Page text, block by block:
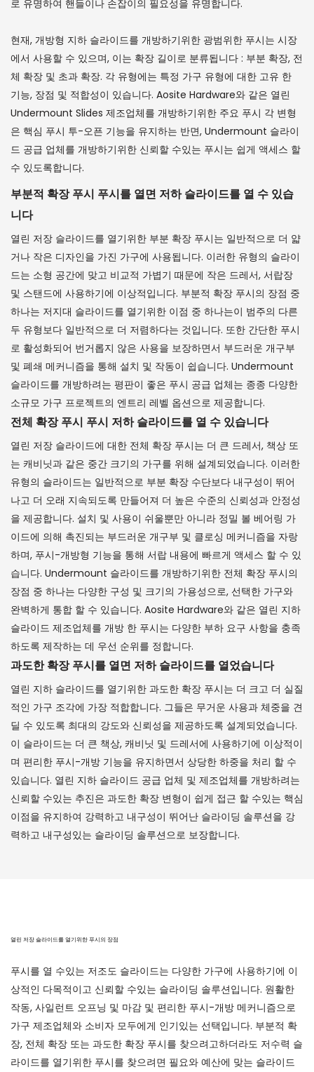
로 유명하여 핸들이나 손잡이의 필요성을 유명합니다.
현재, 개방형 지하 슬라이드를 개방하기위한 광범위한 푸시는 시장
에서 사용할 수 있으며, 이는 확장 길이로 분류됩니다 : 부분 확장, 전
체 확장 및 초과 확장. 각 유형에는 특정 가구 유형에 대한 고유 한
기능, 장점 및 적합성이 있습니다. Aosite Hardware와 같은 열린
Undermount Slides 제조업체를 개방하기위한 주요 푸시 각 변형
은 핵심 푸시 투-오픈 기능을 유지하는 반면, Undermount 슬라이
드 공급 업체를 개방하기위한 신뢰할 수있는 푸시는 쉽게 액세스 할
수 있도록합니다.
부분적 확장 푸시 푸시를 열면 저하 슬라이드를 열 수 있습
니다
열린 저장 슬라이드를 열기위한 부분 확장 푸시는 일반적으로 더 얇
거나 작은 디자인을 가진 가구에 사용됩니다. 이러한 유형의 슬라이
드는 소형 공간에 맞고 비교적 가볍기 때문에 작은 드레서, 서랍장
및 스탠드에 사용하기에 이상적입니다. 부분적 확장 푸시의 장점 중
하나는 저지대 슬라이드를 열기위한 이점 중 하나는이 범주의 다른
두 유형보다 일반적으로 더 저렴하다는 것입니다. 또한 간단한 푸시
로 활성화되어 번거롭지 않은 사용을 보장하면서 부드러운 개구부
및 폐쇄 메커니즘을 통해 설치 및 작동이 쉽습니다. Undermount
슬라이드를 개방하려는 평판이 좋은 푸시 공급 업체는 종종 다양한
소규모 가구 프로젝트의 엔트리 레벨 옵션으로 제공합니다.
전체 확장 푸시 푸시 저하 슬라이드를 열 수 있습니다
열린 저장 슬라이드에 대한 전체 확장 푸시는 더 큰 드레서, 책상 또
는 캐비닛과 같은 중간 크기의 가구를 위해 설계되었습니다. 이러한
유형의 슬라이드는 일반적으로 부분 확장 수단보다 내구성이 뛰어
나고 더 오래 지속되도록 만들어져 더 높은 수준의 신뢰성과 안정성
을 제공합니다. 설치 및 사용이 쉬울뿐만 아니라 정밀 볼 베어링 가
이드에 의해 촉진되는 부드러운 개구부 및 클로싱 메커니즘을 자랑
하며, 푸시-개방형 기능을 통해 서랍 내용에 빠르게 액세스 할 수 있
습니다. Undermount 슬라이드를 개방하기위한 전체 확장 푸시의
장점 중 하나는 다양한 구성 및 크기의 가용성으로, 선택한 가구와
완벽하게 통합 할 수 있습니다. Aosite Hardware와 같은 열린 지하
슬라이드 제조업체를 개방 한 푸시는 다양한 부하 요구 사항을 충족
하도록 제작하는 데 우선 순위를 정합니다.
과도한 확장 푸시를 열면 저하 슬라이드를 열었습니다
열린 지하 슬라이드를 열기위한 과도한 확장 푸시는 더 크고 더 실질
적인 가구 조각에 가장 적합합니다. 그들은 무거운 사용과 체중을 견
딜 수 있도록 최대의 강도와 신뢰성을 제공하도록 설계되었습니다.
이 슬라이드는 더 큰 책상, 캐비닛 및 드레서에 사용하기에 이상적이
며 편리한 푸시-개방 기능을 유지하면서 상당한 하중을 처리 할 수
있습니다. 열린 지하 슬라이드 공급 업체 및 제조업체를 개방하려는
신뢰할 수있는 추진은 과도한 확장 변형이 쉽게 접근 할 수있는 핵심
이점을 유지하여 강력하고 내구성이 뛰어난 슬라이딩 솔루션을 강
력하고 내구성있는 슬라이딩 솔루션으로 보장합니다.
열린 저장 슬라이드를 열기위한 푸시의 장점
푸시를 열 수있는 저조도 슬라이드는 다양한 가구에 사용하기에 이
상적인 다목적이고 신뢰할 수있는 슬라이딩 솔루션입니다. 원활한
작동, 사일런트 오프닝 및 마감 및 편리한 푸시-개방 메커니즘으로
가구 제조업체와 소비자 모두에게 인기있는 선택입니다. 부분적 확
장, 전체 확장 또는 과도한 확장 푸시를 찾으려고하더라도 저수력 슬
라이드를 열기위한 푸시를 찾으려면 필요와 예산에 맞는 슬라이드